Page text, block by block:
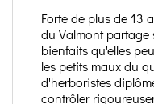
Forte de plus de 13
du Valmont partage
bienfaits qu'elles
les petits maux du
d'herboristes
contrôler